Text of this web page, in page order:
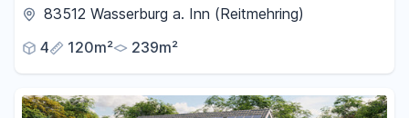
*provisionsfrei*
83512 Wasserburg a. Inn (Reitmehring)
4
120m² 239m²